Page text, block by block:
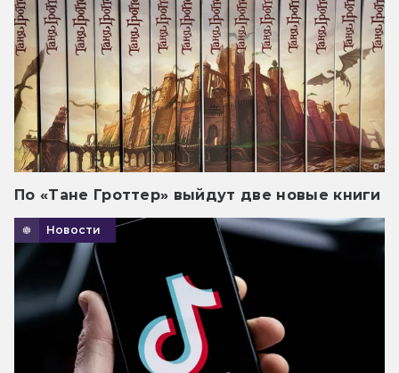
По «Тане Гроттер» выйдут две новые книги
Новости